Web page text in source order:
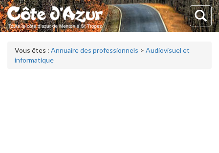
Vous êtes : Annuaire des professionnels > Audiovisuel et
informatique